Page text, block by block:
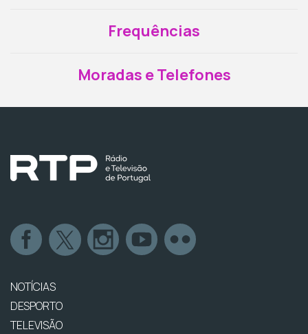
Frequências
Moradas e Telefones
NOTÍCIAS
DESPORTO
TELEVISÃO